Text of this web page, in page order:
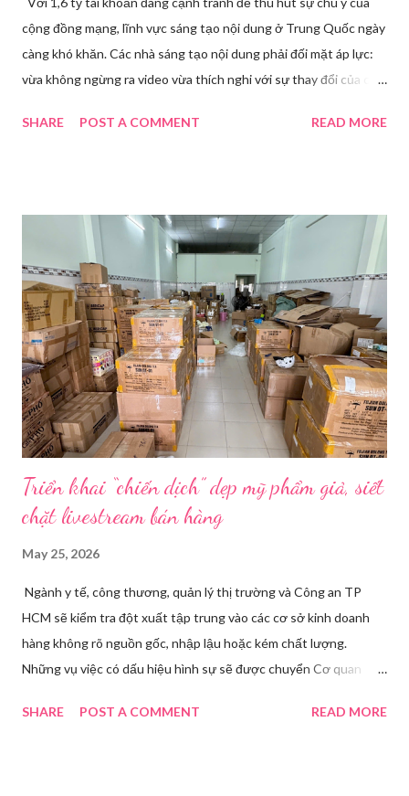
cộng đồng mạng, lĩnh vực sáng tạo nội dung ở Trung Quốc ngày
càng khó khăn. Các nhà sáng tạo nội dung phải đối mặt áp lực:
vừa không ngừng ra video vừa thích nghi với sự thay đổi của các
Huawei tại Hội nghị Di động Thế giới tại Thượng Hải năm 2021.
thay đồ. Chỉ trong vài phút, phòng khách được sắp xếp lại. Hai
đèn chiếu ngược sáng bật lên. Một chiếc điện thoại được gắn cố
định. Cả ba người vào vị trí. Wu đã chuẩn bị sẵn lời thoại và trao
đổi trước cách diễn đạt với ông và mẹ, thậm chí còn bàn xem
dùng từ nào trong phương ngữ Thượng Hải nghe tự nhiên nhất
trên camera. Ông cô nhăn mặt khi nghe giải thích về Thế vận
hội Mùa đông. “Người già như tụi ông không hiểu mấy cái này...
SHARE POST A COMMENT READ MORE
Triển khai “chiến dịch” dẹp mỹ phẩm giả, siết
chặt livestream bán hàng
May 25, 2026
Ngành y tế, công thương, quản lý thị trường và Công an TP
HCM sẽ kiểm tra đột xuất tập trung vào các cơ sở kinh doanh
hàng không rõ nguồn gốc, nhập lậu hoặc kém chất lượng.
Những vụ việc có dấu hiệu hình sự sẽ được chuyển Cơ quan
Hoài Nam đã ký ban hành Kế hoạch số 4316/KH-SYT về việc
SHARE POST A COMMENT READ MORE